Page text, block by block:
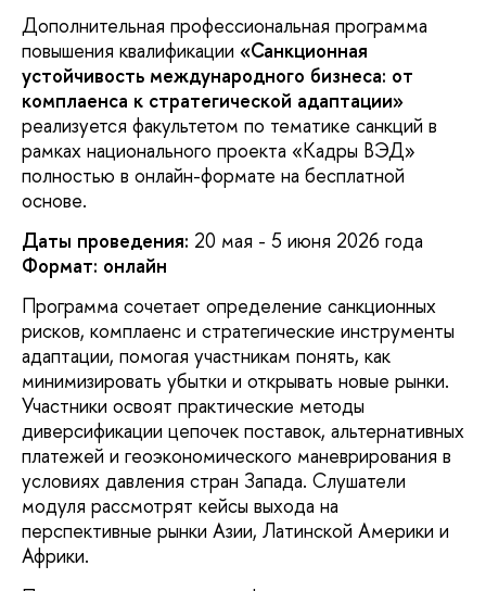
Дополнительная профессиональная программа
повышения квалификации «Санкционная
устойчивость международного бизнеса: от
комплаенса к стратегической адаптации»
реализуется факультетом по тематике санкций в
рамках национального проекта «Кадры ВЭД»
полностью в онлайн-формате на бесплатной
основе.
Даты проведения: 20 мая - 5 июня 2026 года
Формат: онлайн
Программа сочетает определение санкционных
рисков, комплаенс и стратегические инструменты
адаптации, помогая участникам понять, как
минимизировать убытки и открывать новые рынки.
Участники освоят практические методы
диверсификации цепочек поставок, альтернативных
платежей и геоэкономического маневрирования в
условиях давления стран Запада. Слушатели
модуля рассмотрят кейсы выхода на
перспективные рынки Азии, Латинской Америки и
Африки.